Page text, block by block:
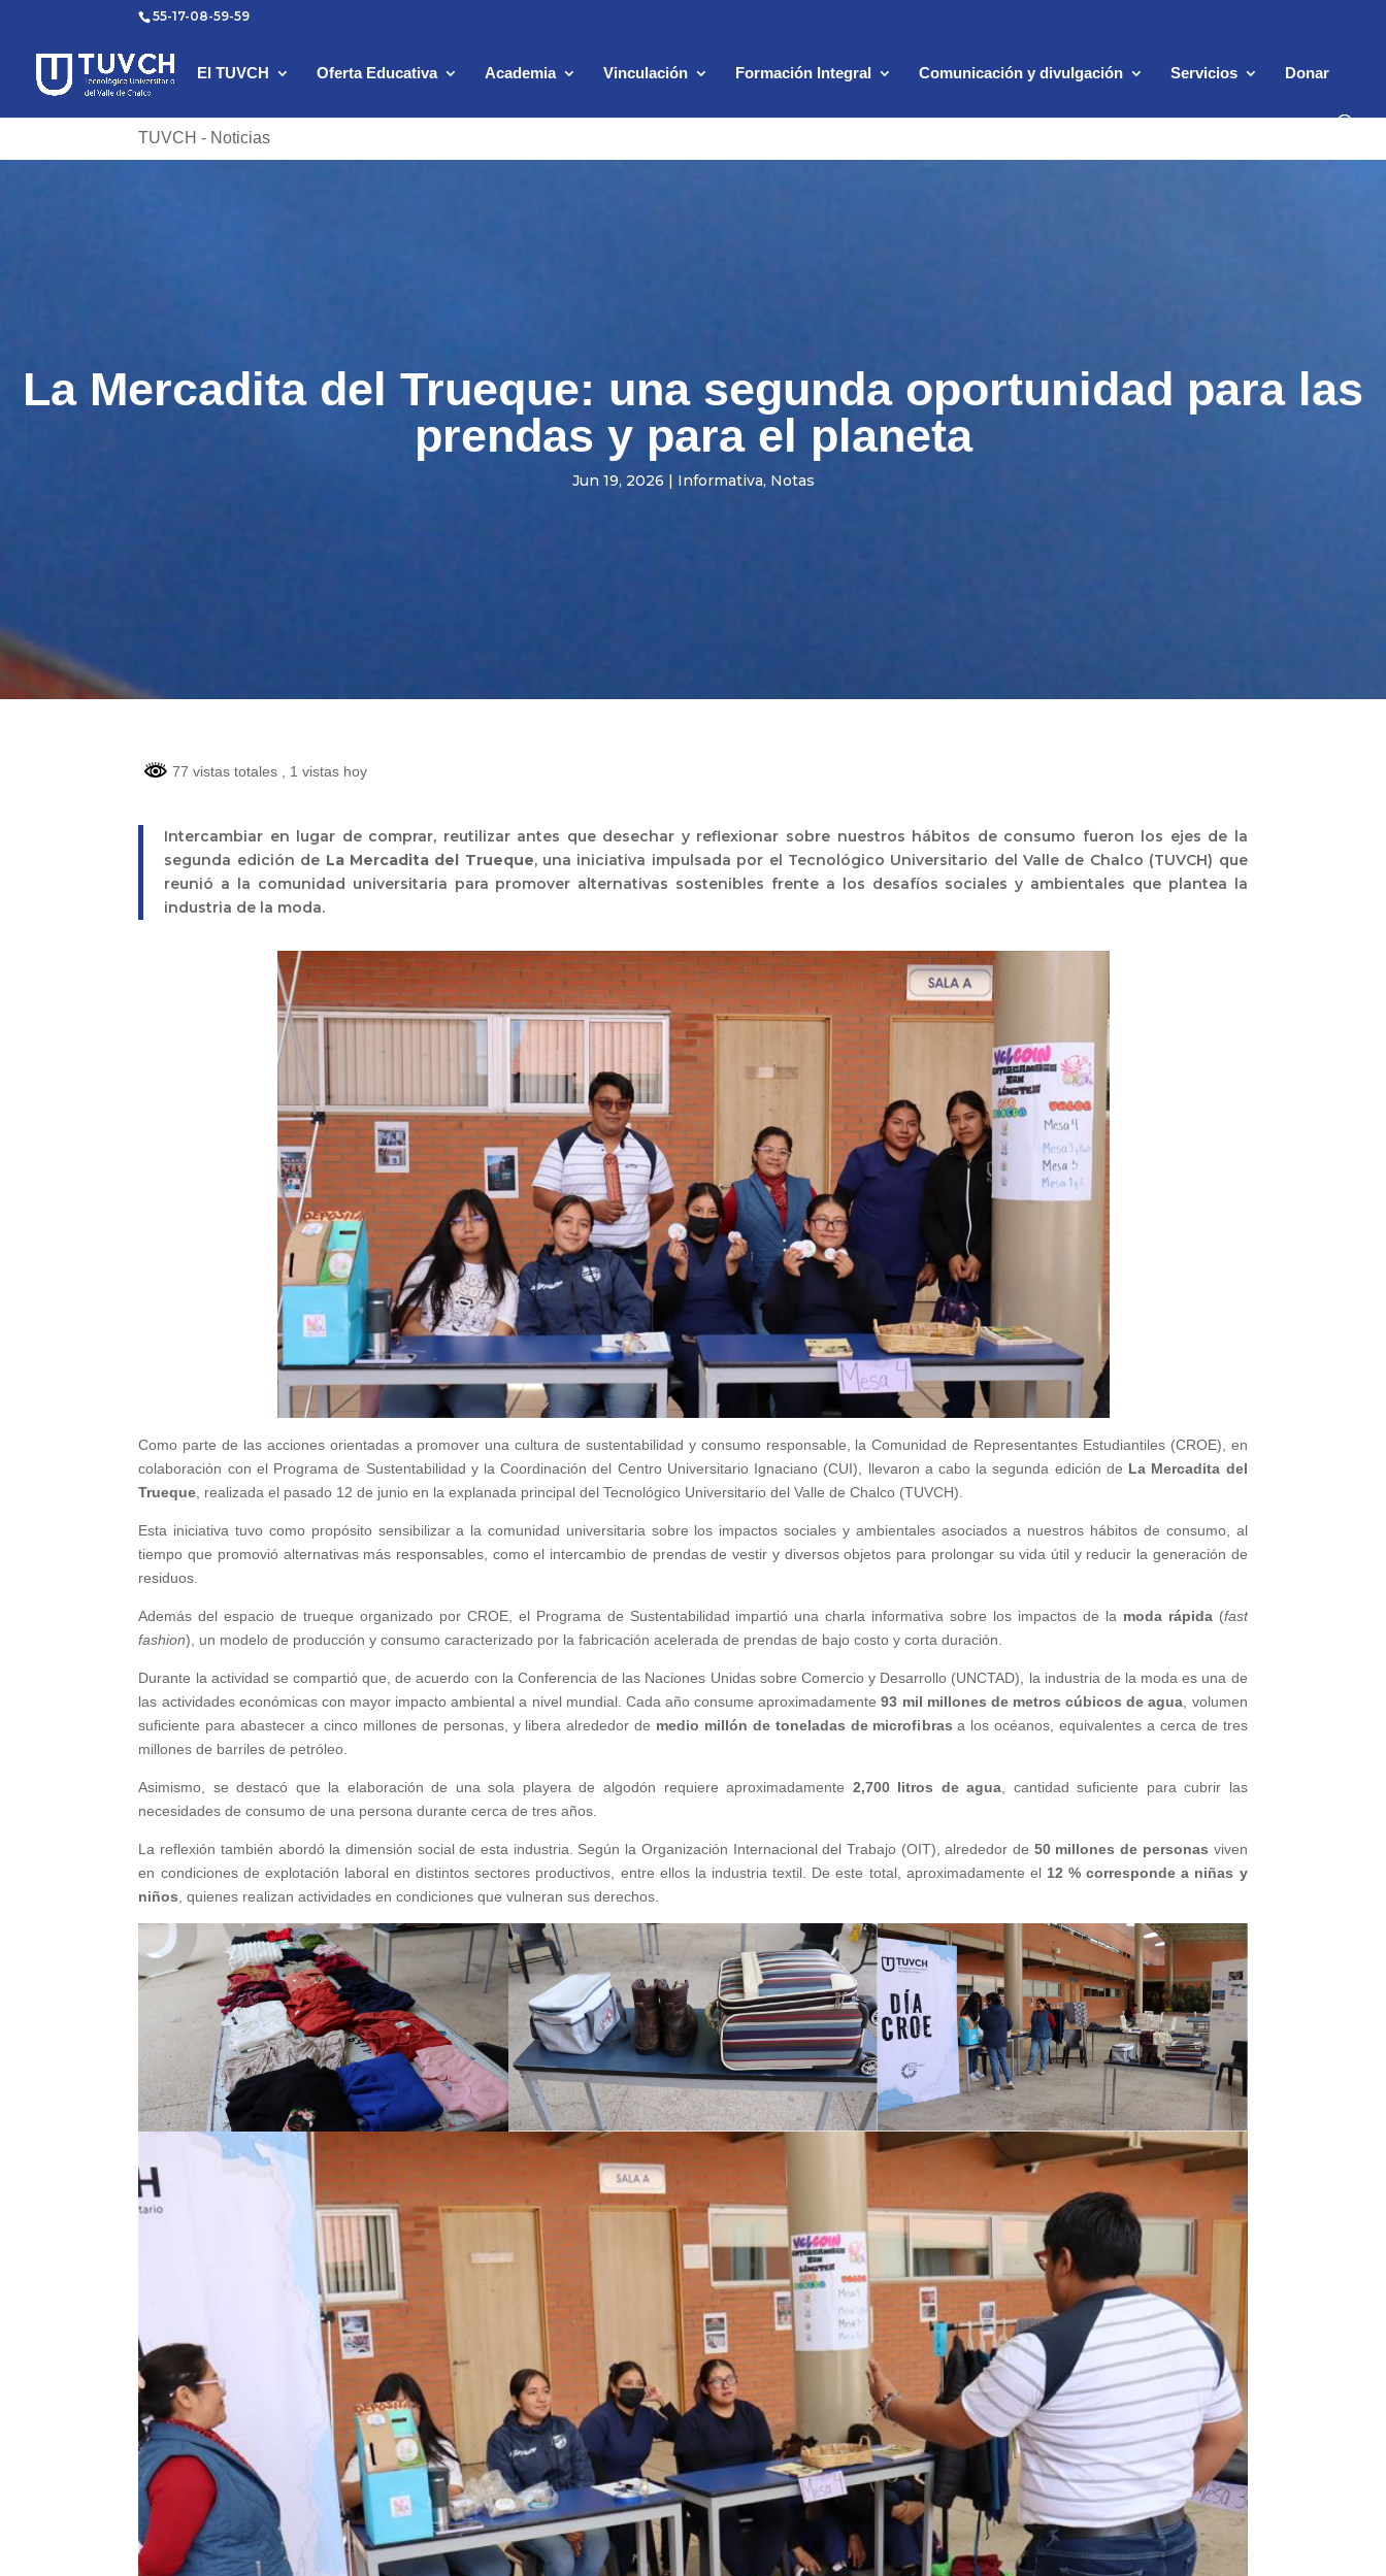
55-17-08-59-59
El TUVCH Oferta Educativa Academia Vinculación Formación Integral Comunicación y divulgación Servicios Donar
TUVCH - Noticias
La Mercadita del Trueque: una segunda oportunidad para las
prendas y para el planeta
Jun 19, 2026 | Informativa, Notas
77 vistas totales , 1 vistas hoy
Intercambiar en lugar de comprar, reutilizar antes que desechar y reflexionar sobre nuestros hábitos de consumo fueron los ejes de la
segunda edición de La Mercadita del Trueque, una iniciativa impulsada por el Tecnológico Universitario del Valle de Chalco (TUVCH) que
reunió a la comunidad universitaria para promover alternativas sostenibles frente a los desafíos sociales y ambientales que plantea la
industria de la moda.
Como parte de las acciones orientadas a promover una cultura de sustentabilidad y consumo responsable, la Comunidad de Representantes Estudiantiles (CROE), en
colaboración con el Programa de Sustentabilidad y la Coordinación del Centro Universitario Ignaciano (CUI), llevaron a cabo la segunda edición de La Mercadita del
Trueque , realizada el pasado 12 de junio en la explanada principal del Tecnológico Universitario del Valle de Chalco (TUVCH).
Esta iniciativa tuvo como propósito sensibilizar a la comunidad universitaria sobre los impactos sociales y ambientales asociados a nuestros hábitos de consumo, al
tiempo que promovió alternativas más responsables, como el intercambio de prendas de vestir y diversos objetos para prolongar su vida útil y reducir la generación de
residuos.
Además del espacio de trueque organizado por CROE, el Programa de Sustentabilidad impartió una charla informativa sobre los impactos de la moda rápida(fast
fashion), un modelo de producción y consumo caracterizado por la fabricación acelerada de prendas de bajo costo y corta duración.
Durante la actividad se compartió que, de acuerdo con la Conferencia de las Naciones Unidas sobre Comercio y Desarrollo (UNCTAD), la industria de la moda es una de
las actividades económicas con mayor impacto ambiental a nivel mundial. Cada año consume aproximadamente93 mil millones de metros cúbicos de agua , volumen
suficiente para abastecer a cinco millones de personas, y libera alrededor de medio millón de toneladas de microfibras a los océanos, equivalentes a cerca de tres
millones de barriles de petróleo.
Asimismo, se destacó que la elaboración de una sola playera de algodón requiere aproximadamente 2,700 litros de agua , cantidad suficiente para cubrir las
necesidades de consumo de una persona durante cerca de tres años.
La reflexión también abordó la dimensión social de esta industria. Según la Organización Internacional del Trabajo (OIT), alrededor de 50 millones de personas viven
en condiciones de explotación laboral en distintos sectores productivos, entre ellos la industria textil. De este total, aproximadamente el 12 % corresponde a niñas y
niños , quienes realizan actividades en condiciones que vulneran sus derechos.